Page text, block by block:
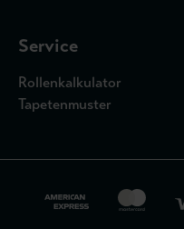
Service
Rollenkalkulator
Tapetenmuster